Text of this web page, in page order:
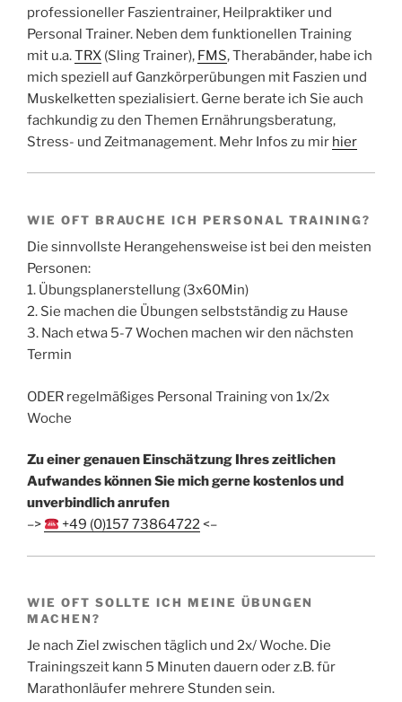
professioneller Faszientrainer, Heilpraktiker und
Personal Trainer. Neben dem funktionellen Training
mit u.a.TRX (Sling Trainer), FMS, Therabänder, habe ich
mich speziell auf Ganzkörperübungen mit Faszien und
Muskelketten spezialisiert. Gerne berate ich Sie auch
fachkundig zu den Themen Ernährungsberatung,
Stress- und Zeitmanagement. Mehr Infos zu mir hier
WIE OFT BRAUCHE ICH PERSONAL TRAINING?
Die sinnvollste Herangehensweise ist bei den meisten
Personen:
1. Übungsplanerstellung (3x60Min)
2. Sie machen die Übungen selbstständig zu Hause
3. Nach etwa 5-7 Wochen machen wir den nächsten
Termin
ODER regelmäßiges Personal Training von 1x/2x
Woche
Zu einer genauen Einschätzung Ihres zeitlichen
Aufwandes können Sie mich gerne kostenlos und
unverbindlich anrufen
–>
+49 (0)157 73864722<–
WIE OFT SOLLTE ICH MEINE ÜBUNGEN
MACHEN?
Je nach Ziel zwischen täglich und 2x/ Woche. Die
Trainingszeit kann 5 Minuten dauern oder z.B. für
Marathonläufer mehrere Stunden sein.